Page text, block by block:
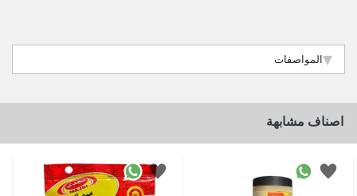
المواصفات
اصناف مشابهة